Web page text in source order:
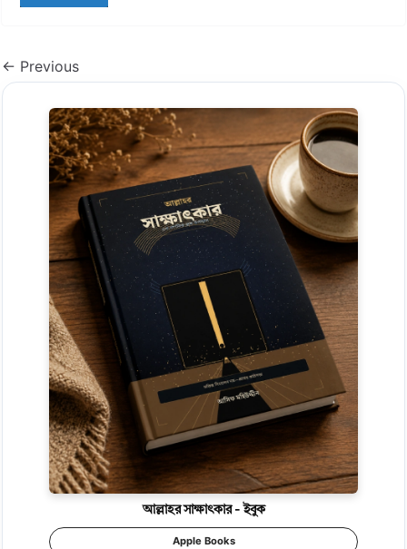
← Previous
আল্লাহর সাক্ষাৎকার - ইবুক
Apple Books